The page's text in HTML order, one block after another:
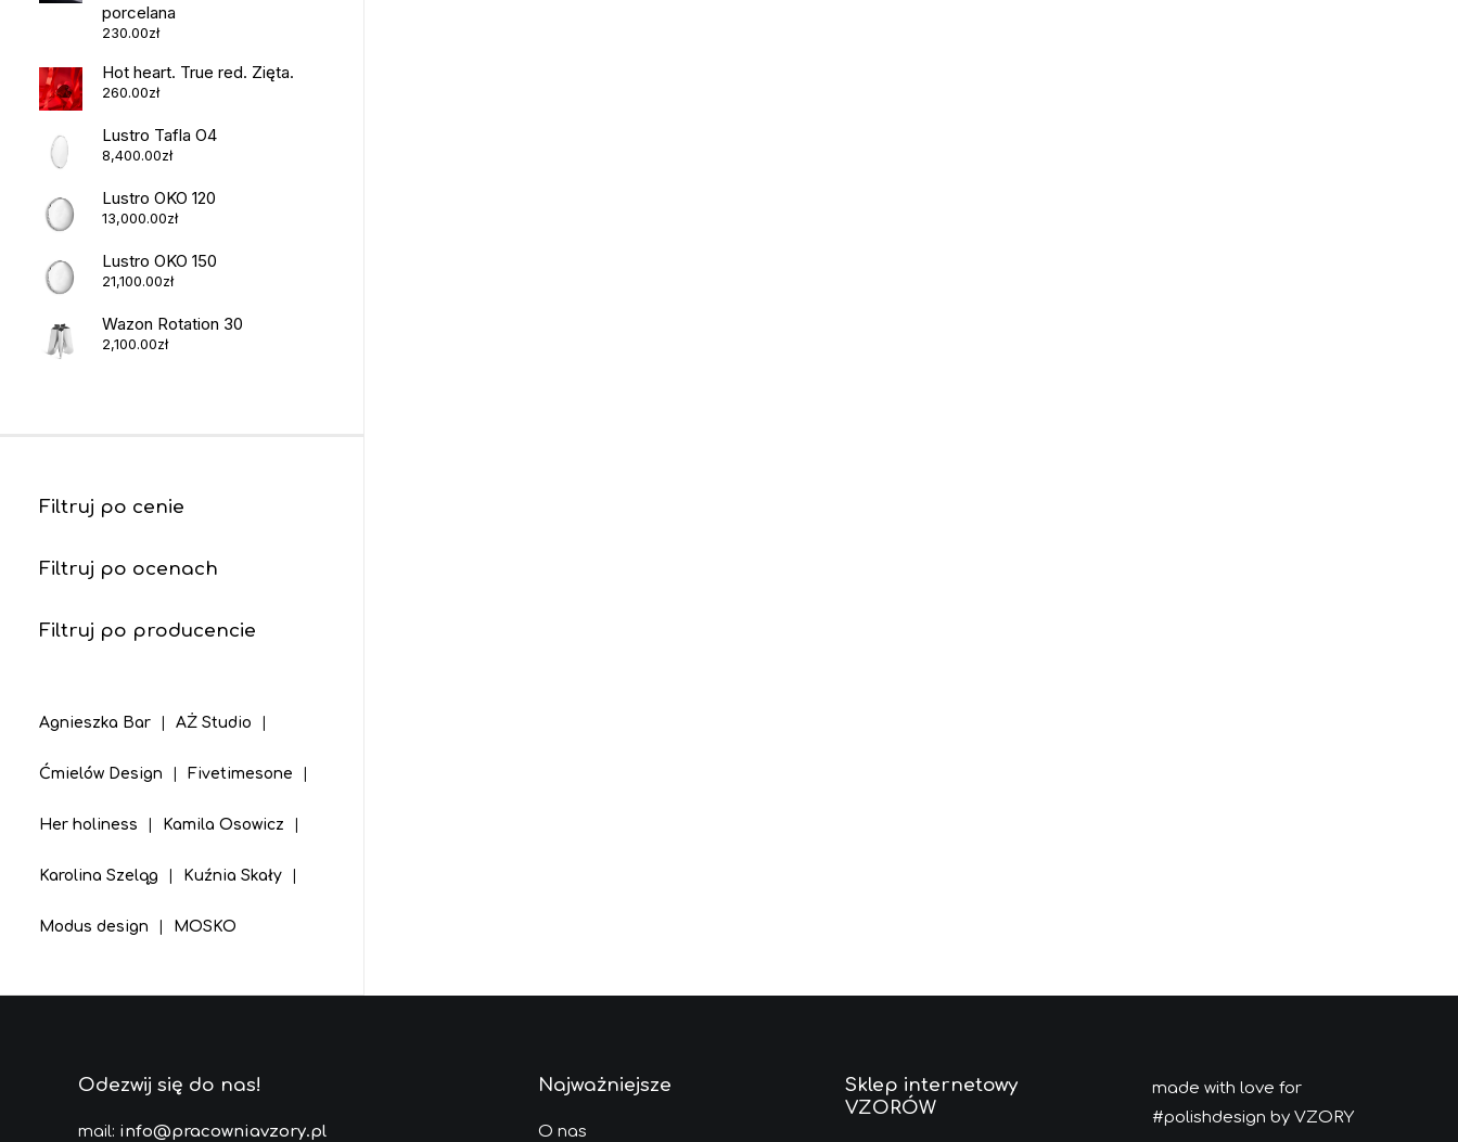
porcelana
230.00zł
Hot heart. True red. Zięta.
260.00zł
Lustro Tafla O4
8,400.00zł
Lustro OKO 120
13,000.00zł
Lustro OKO 150
21,100.00zł
Wazon Rotation 30
2,100.00zł
Filtruj po cenie
Filtruj po ocenach
Filtruj po producencie
Agnieszka Bar |
AŻ Studio
|
Ćmielów Design |Fivetimesone
|Her holiness |Kamila Osowicz
|Karolina Szeląg |Kuźnia Skały
|Modus design |MOSKO
Odezwij się do nas!
mail: info@pracowniavzory.pl
Najważniejsze
O nas
Sklep internetowy
VZORÓW
made with love for
#polishdesign by VZORY